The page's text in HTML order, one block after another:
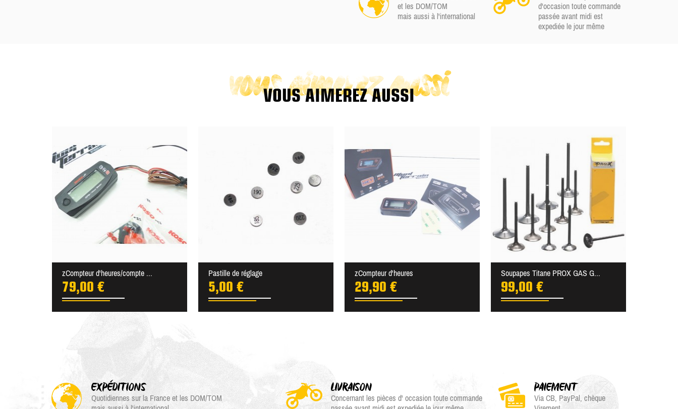
et les DOM/TOM
mais aussi à l'international
d'occasion toute commande
passée avant midi est
expediée le jour même
VOUS AIMEREZ AUSSI
vous aimerez aussi
zCompteur d'heures/compte ...
79,00 €
Pastille de réglage
5,00 €
zCompteur d'heures
29,90 €
Soupapes Titane PROX GAS G...
99,00 €
EXPÉDITIONS
Quotidiennes sur la France et les DOM/TOM
LIVRAISON
Concernant les pièces d' occasion toute commande
PAIEMENT
Via CB, PayPal, chèque